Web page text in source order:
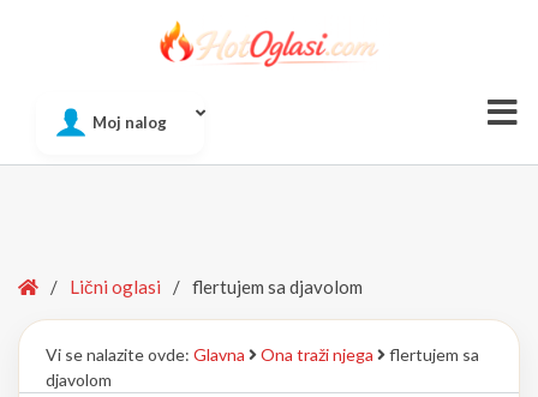
Moj nalog
Home
/ Lični oglasi / flertujem sa djavolom
Vi se nalazite ovde: Glavna Ona traži njega
flertujem sa
djavolom